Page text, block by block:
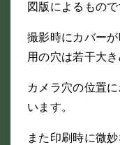
図版によるもので
撮影時にカバー
用の穴は若干大
カメラ穴の位置
います。
また印刷時に微